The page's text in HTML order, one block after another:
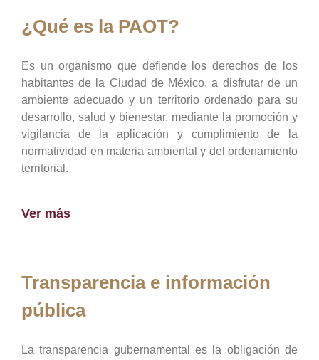
¿Qué es la PAOT?
Es un organismo que defiende los derechos de los
habitantes de la Ciudad de México, a disfrutar de un
ambiente adecuado y un territorio ordenado para su
desarrollo, salud y bienestar, mediante la promoción y
vigilancia de la aplicación y cumplimiento de la
normatividad en materia ambiental y del ordenamiento
territorial.
Ver más
Transparencia e información
pública
La transparencia gubernamental es la obligación de